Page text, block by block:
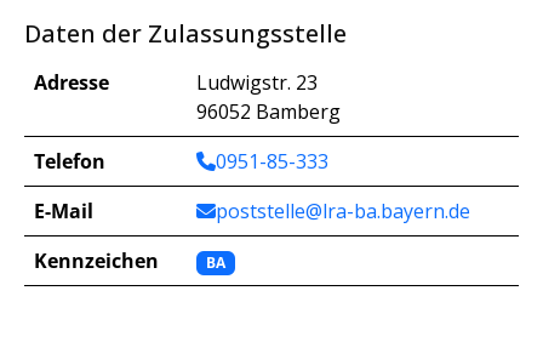
Daten der Zulassungsstelle
Adresse
Ludwigstr. 23
96052 Bamberg
Telefon
0951-85-333
E-Mail
poststelle@lra-ba.bayern.de
Kennzeichen
BA